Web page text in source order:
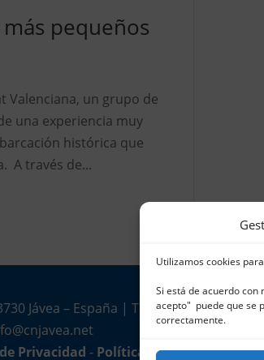
Utilizamos cookies
Si está de acuerdo con
acepto" puede que se
correctamente.
pequeños
Valenciana, un grupo de
una experiencia muy
histórica que
A través de...
Jávea – España | Tel. 965 791 025 |
Privacidad - Política de Cookies